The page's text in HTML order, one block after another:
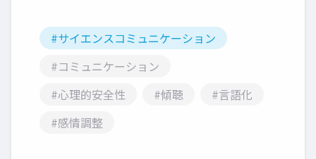
#サイエンスコミュニケーション
#コミュニケーション
#心理的安全性
#傾聴
#言語化
#感情調整